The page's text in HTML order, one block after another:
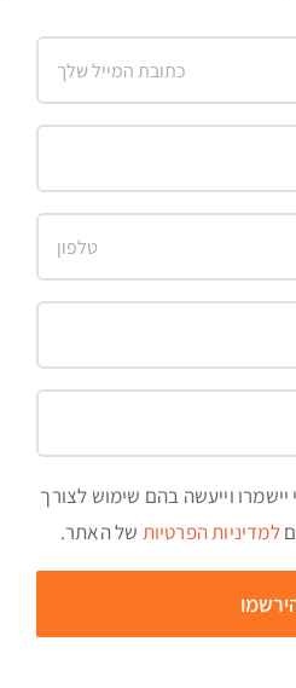
וייעשה בהם שימוש לצורך
למדיניות הפרטיות של האתר.